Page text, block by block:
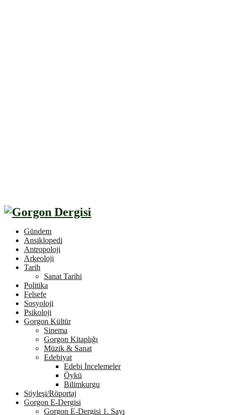
Gündem
Ansiklopedi
Antropoloji
Arkeoloji
Tarih
Sanat Tarihi
Politika
Felsefe
Sosyoloji
Psikoloji
Gorgon Kültür
Sinema
Gorgon Kitaplığı
Müzik & Sanat
Edebiyat
Edebi İncelemeler
Öykü
Bilimkurgu
Söyleşi/Röportaj
Gorgon E-Dergisi
Gorgon E-Dergisi 1. Sayı